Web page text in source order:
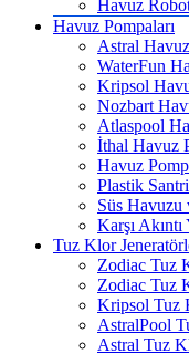
Havuz
Havuz Pompaları
Astral
WaterFun
Kripsol
Nozbart
Atlaspool
İthal Havuz
Havuz
Plastik
Süs Havuzu
Karşı
Tuz Klor
Zodiac Tuz
Zodiac Tuz
Kripsol Tuz
AstralPool
Astral Tuz